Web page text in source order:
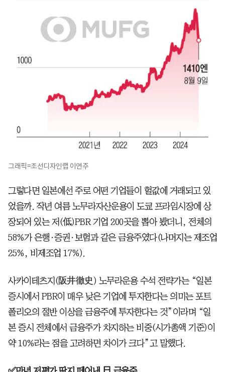
그래픽=조선디자인랩 이연주
그렇다면 일본에선 주로 어떤 기업들이 헐값에 거래되고 있
었을까. 작년 여름 노무라자산운용이 도쿄 프라임시장에 상
장되어 있는 저(低)PBR 기업 200곳을 뽑아 봤더니, 전체의
58%가 은행·증권·보험과 같은 금융주였다(나머지는 제조업
25%, 비제조업 17%).
사카이테츠지(阪井徹史) 노무라운용 수석 전략가는 “일본
증시에서 PBR이 매우 낮은 기업에 투자한다는 의미는 포트
폴리오의 절반 이상을 금융주에 투자한다는 것”이라며 “일
본 증시 전체에서 금융주가 차지하는 비중(시가총액 기준)이
약 10%라는 점을 고려하면 차이가 크다”고 말했다.